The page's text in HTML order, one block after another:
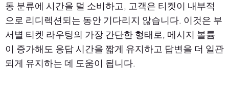
동 분류에 시간을 덜 소비하고, 고객은 티켓이 내부적
으로 리디렉션되는 동안 기다리지 않습니다. 이것은 부
서별 티켓 라우팅의 가장 간단한 형태로, 메시지 볼륨
이 증가해도 응답 시간을 짧게 유지하고 답변을 더 일관
되게 유지하는 데 도움이 됩니다.